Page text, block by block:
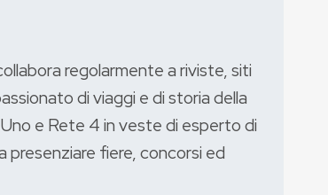
regolarmente a riviste, siti
di viaggi e di storia della
e Rete 4 in veste di esperto di
fiere, concorsi ed